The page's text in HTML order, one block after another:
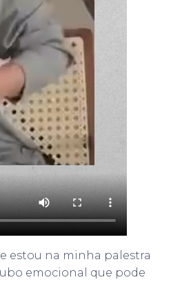
estou na minha palestra
emocional que pode